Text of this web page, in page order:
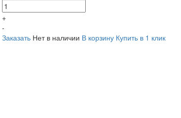
+
-
Заказать Нет в наличии В корзину Купить в 1 клик